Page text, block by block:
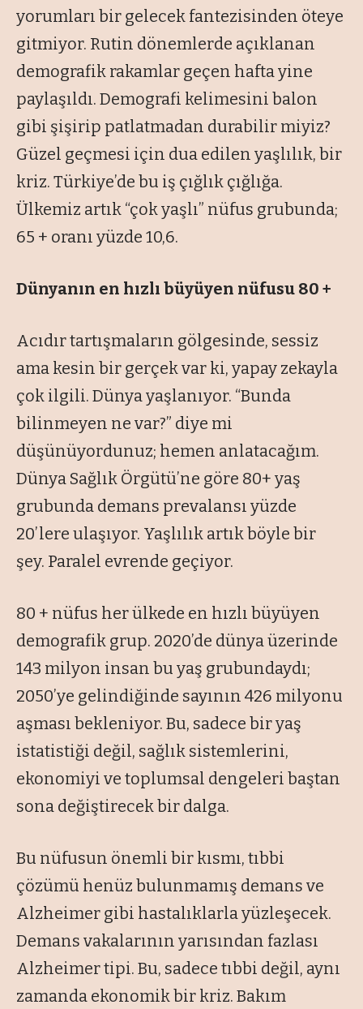
yorumları bir gelecek fantezisinden öteye
gitmiyor. Rutin dönemlerde açıklanan
demografik rakamlar geçen hafta yine
paylaşıldı. Demografi kelimesini balon
gibi şişirip patlatmadan durabilir miyiz?
Güzel geçmesi için dua edilen yaşlılık, bir
kriz. Türkiye’de bu iş çığlık çığlığa.
Ülkemiz artık “çok yaşlı” nüfus grubunda;
65 + oranı yüzde 10,6.
Dünyanın en hızlı büyüyen nüfusu 80 +
Acıdır tartışmaların gölgesinde, sessiz
ama kesin bir gerçek var ki, yapay zekayla
çok ilgili. Dünya yaşlanıyor. “Bunda
bilinmeyen ne var?” diye mi
düşünüyordunuz; hemen anlatacağım.
Dünya Sağlık Örgütü’ne göre 80+ yaş
grubunda demans prevalansı yüzde
20’lere ulaşıyor. Yaşlılık artık böyle bir
şey. Paralel evrende geçiyor.
80 + nüfus her ülkede en hızlı büyüyen
demografik grup. 2020’de dünya üzerinde
143 milyon insan bu yaş grubundaydı;
2050’ye gelindiğinde sayının 426 milyonu
aşması bekleniyor. Bu, sadece bir yaş
istatistiği değil, sağlık sistemlerini,
ekonomiyi ve toplumsal dengeleri baştan
sona değiştirecek bir dalga.
Bu nüfusun önemli bir kısmı, tıbbi
çözümü henüz bulunmamış demans ve
Alzheimer gibi hastalıklarla yüzleşecek.
Demans vakalarının yarısından fazlası
Alzheimer tipi. Bu, sadece tıbbi değil, aynı
zamanda ekonomik bir kriz. Bakım